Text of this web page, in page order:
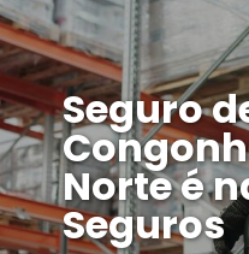
Seguro
Norte é
Seguros